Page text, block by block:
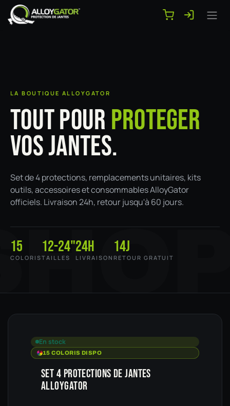
Se rendre au contenu
LA BOUTIQUE ALLOYGATOR
TOUT POURPROTEGER
VOS JANTES.
Set de 4 protections, remplacements unitaires, kits
outils, accessoires et consommables AlloyGator
officiels. Livraison 24h, retour jusqu'à 60 jours.
15
COLORIS
12-24"
TAILLES
24h
LIVRAISON
14j
RETOUR GRATUIT
En stock
15 COLORIS DISPO
SET 4 PROTECTIONS DE JANTES
ALLOYGATOR